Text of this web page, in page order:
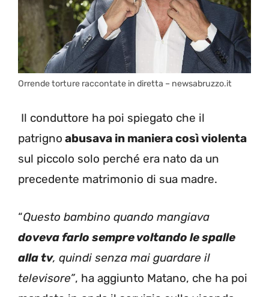
Orrende torture raccontate in diretta – newsabruzzo.it
Il conduttore ha poi spiegato che il
patrigno abusava in maniera così violenta
sul piccolo solo perché era nato da un
precedente matrimonio di sua madre.
“Questo bambino quando mangiava
doveva farlo sempre voltando le spalle
alla tv, quindi senza mai guardare il
televisore”, ha aggiunto Matano, che ha poi